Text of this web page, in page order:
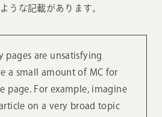
うな記載があります。
pages are unsatisfying
a small amount of MC for
page. For example, imagine
on a very broad topic